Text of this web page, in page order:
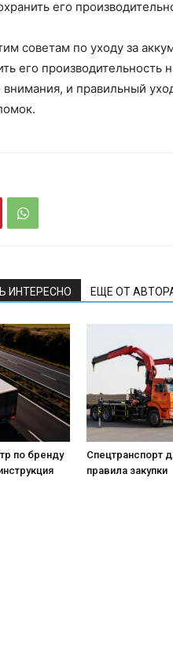
его
советам по уходу за
его производительность
внимания, и правильный
ИНТЕРЕСНО ЕЩЕ ОТ
по бренду
Спецтранспорт
правила закупки